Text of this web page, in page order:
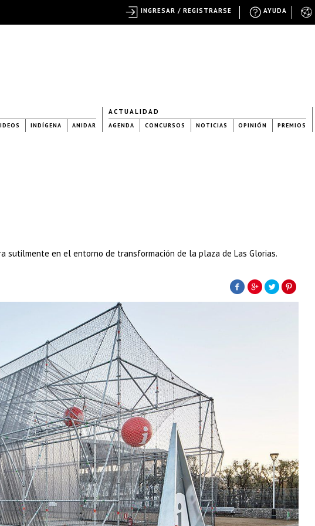
INDÍGENA ANIDAR
ACTUALIDAD
AGENDA CONCURSOS NOTICIAS OPINIÓN PREMIOS
sutilmente en el entorno de transformación de la plaza de Las Glorias.
AYUDA
INGRESAR / REGISTRARSE